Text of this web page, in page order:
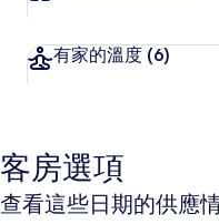
有家的溫度 (6)
客房選項
查看這些日期的供應